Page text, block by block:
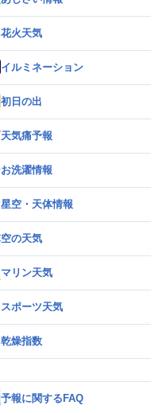
花火天気
イルミネーション
初日の出
天気痛予報
お洗濯情報
星空・天体情報
空の天気
マリン天気
スポーツ天気
乾燥指数
予報に関するFAQ